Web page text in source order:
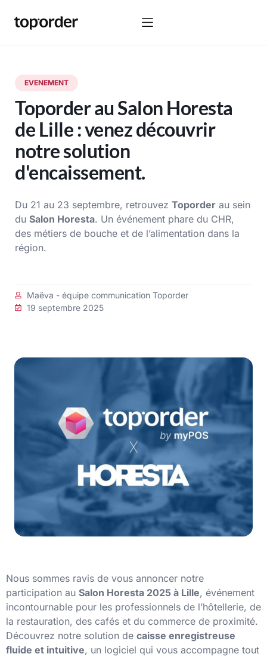
EVENEMENT
Toporder au Salon Horesta
de Lille : venez découvrir
notre solution
d'encaissement.
Du 21 au 23 septembre, retrouvez Toporder au sein
du Salon Horesta. Un événement phare du CHR,
des métiers de bouche et de l’alimentation dans la
région.
Maëva - équipe communication Toporder
19 septembre 2025
Nous sommes ravis de vous annoncer notre
participation au Salon Horesta 2025 à Lille, événement
incontournable pour les professionnels de l’hôtellerie, de
la restauration, des cafés et du commerce de proximité.
Découvrez notre solution de caisse enregistreuse
fluide et intuitive, un logiciel qui vous accompagne tout